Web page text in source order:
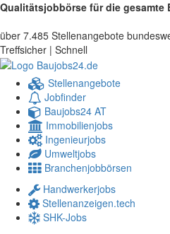
Qualitätsjobbörse für die gesamte
über 7.485 Stellenangebote
Treffsicher | Schnell
Stellenangebote
Jobfinder
Baujobs24 AT
Immobilienjobs
Ingenieurjobs
Umweltjobs
Branchenjobbörsen
Handwerkerjobs
Stellenanzeigen.tech
SHK-Jobs